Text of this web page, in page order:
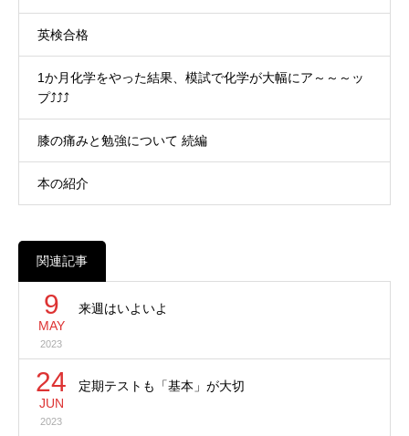
英検合格
1か月化学をやった結果、模試で化学が大幅にア～～～ッ
プ⤴⤴⤴
膝の痛みと勉強について 続編
本の紹介
関連記事
9
MAY
2023
来週はいよいよ
24
JUN
2023
定期テストも「基本」が大切